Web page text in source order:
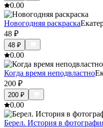
0.00
Новогодняя раскраска
48 ₽
48 ₽
0.00
Когда время неподвластно
200 ₽
200 ₽
0.00
Берел. История в